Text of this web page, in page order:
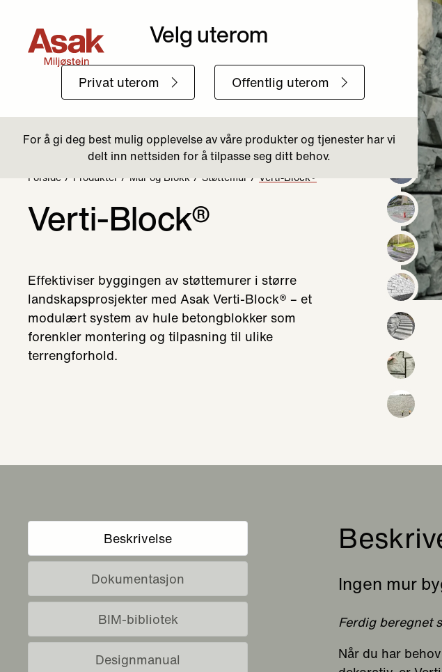
Forside Produkter Mur og Blokk Støttemur Verti-Block®
Verti-Block®
Effektiviser byggingen av støttemurer i større
landskapsprosjekter med Asak Verti-Block® – et
modulært system av hule betongblokker som
forenkler montering og tilpasning til ulike
terrengforhold.